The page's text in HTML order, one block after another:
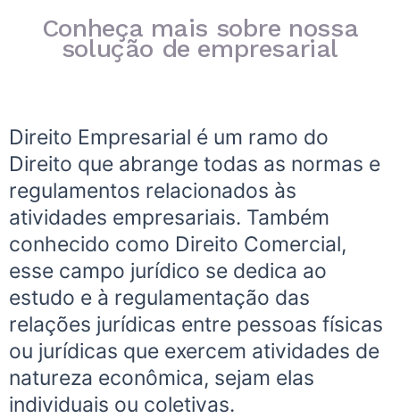
Conheça mais sobre nossa
solução de empresarial
Direito Empresarial é um ramo do
Direito que abrange todas as normas e
regulamentos relacionados às
atividades empresariais. Também
conhecido como Direito Comercial,
esse campo jurídico se dedica ao
estudo e à regulamentação das
relações jurídicas entre pessoas físicas
ou jurídicas que exercem atividades de
natureza econômica, sejam elas
individuais ou coletivas.